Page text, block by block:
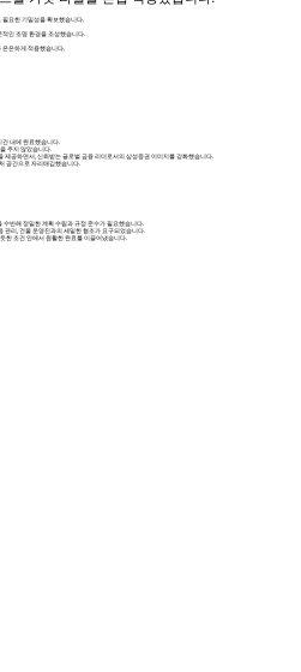
요한 기밀성을 확보했습니다.
인 조명 환경을 조성했습니다.
은은하게 적용했습니다.
반해 정밀한 계획 수립과 규정 준수가 필요했습니다.
관리, 건물 운영진과의 세밀한 협조가 요구되었습니다.
한 조건 안에서 원활한 완료를 이끌어냈습니다.
내에 완료했습니다.
주지 않았습니다.
공하면서, 신뢰받는 글로벌 금융 리더로서의 삼성증권 이미지를 강화했습니다.
공간으로 자리매김했습니다.